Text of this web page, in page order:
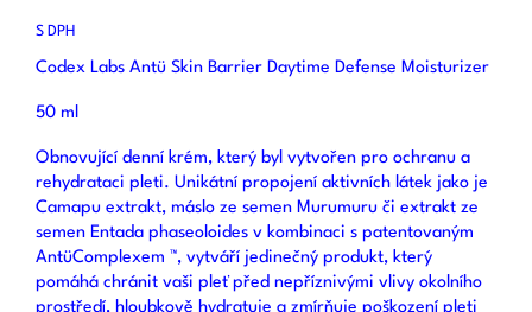
S DPH
Codex Labs Antü Skin Barrier Daytime Defense Moisturizer
50 ml
Obnovující denní krém, který byl vytvořen pro ochranu a
rehydrataci pleti. Unikátní propojení aktivních látek jako je
Camapu extrakt, máslo ze semen Murumuru či extrakt ze
semen Entada phaseoloides v kombinaci s patentovaným
AntüComplexem ™, vytváří jedinečný produkt, který
pomáhá chránit vaši pleť před nepříznivými vlivy okolního
prostředí, hloubkově hydratuje a zmírňuje poškození pleti